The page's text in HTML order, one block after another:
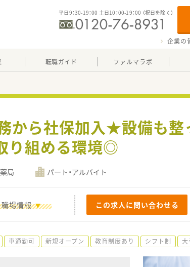
平日9：30-19：00 土日10：00-19：00 （祝日を除く）
企業の
転職ガイド ファルマラボ
から社保加入★設備も整
り組める環境◎
局 パート・アルバイト
職場情報 この求人に問い合わせる
車通勤可 新規オープン 教育制度あり シフト制 大